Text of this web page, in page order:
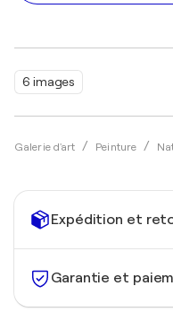
6 images
Galerie d'art Peinture
Expédition et
Garantie et